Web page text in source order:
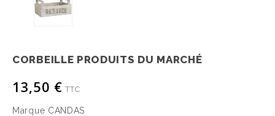
CORBEILLE PRODUITS DU MARCHÉ
13,50 € TTC
Marque CANDAS